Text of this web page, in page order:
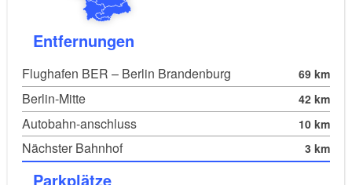
Entfernungen
Flughafen BER – Berlin Brandenburg 69 km
Berlin-Mitte 42 km
Autobahn-anschluss 10 km
Nächster Bahnhof 3 km
Parkplätze